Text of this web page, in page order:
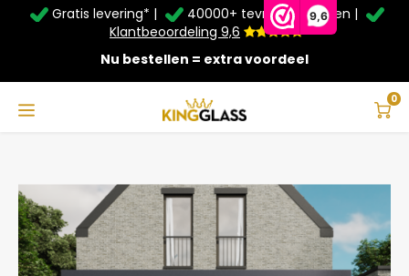
9,6
Service & Contact
Bezorging
Afhalen
Taal
Deutsch
Gratis levering* |
40000+ tevreden klanten |
Klantbeoordeling 9,6
Nu bestellen = extra voordeel
0
Zomer Deals: Tot 20% kortingop schuifwanden en
veranda's +€20extra kassa korting*
Serre in antraciet van 6,06 x 3,5 meter